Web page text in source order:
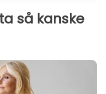
så kanske